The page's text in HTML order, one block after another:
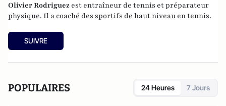
Olivier Rodriguez est entraîneur de tennis et préparateur
physique. Il a coaché des sportifs de haut niveau en tennis.
SUIVRE
POPULAIRES 24 Heures 7 Jours